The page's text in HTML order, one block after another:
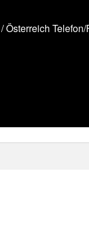
Österreich Telefon/